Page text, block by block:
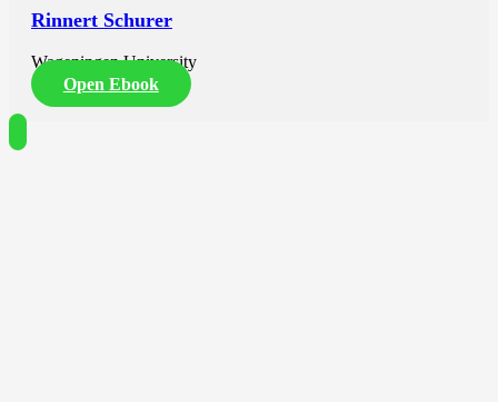
Rinnert Schurer
Wageningen University
Open Ebook